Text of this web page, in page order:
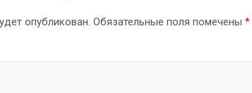
опубликован. Обязательные поля помечены *